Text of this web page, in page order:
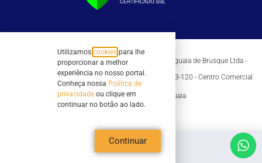
Todos os direitos reservados - Sociedade Rádio Araguaia de Brusque Ltda -
CNPJ 82.983.230/0001-82
Mathilde Hoffmann, 66 - Centro II, Brusque, SC - 88353-120 - Centro Comercial
Geschäftshaus - Sl 21/22
Copyright © 2026 | Rádio Araguaia
Utilizamos cookies para lhe
proporcionar a melhor
experiência no nosso portal.
Conheça nossa Política de
privacidade ou clique em
continuar no botão ao lado.
Continuar